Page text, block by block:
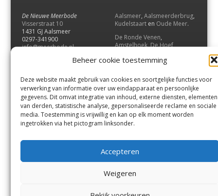
Beheer cookie toestemming
Deze website maakt gebruik van cookies en soortgelijke functies voor
verwerking van informatie over uw eindapparaat en persoonlijke
gegevens. Dit omvat integratie van inhoud, externe diensten, elementen
van derden, statistische analyse, gepersonaliseerde reclame en sociale
media. Toestemming is vrijwillig en kan op elk moment worden
ingetrokken via het pictogram linksonder.
Accepteren
Weigeren
De Nieuwe Meerbode
Visserstraat 10
1431 GJ Aalsmeer
0297-341900
info@meerbode.nl
Aalsmeer, Aalsmeerderbrug,
Kudelstaart en Oude Meer.
De Ronde Venen,
Amstelhoek,De Hoef,
Vrouwenakker,Waverveen
UithoornenDe Kwakel.
Contact
Andere uitgaven
Bezorgklacht
Vacatures
Voorwaarden
Privacyverklaring